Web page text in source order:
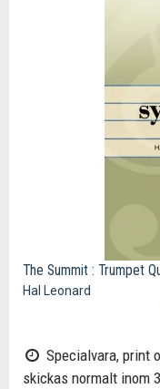
The Summit : Trumpet
Hal Leonard
Specialvara, print
skickas normalt inom